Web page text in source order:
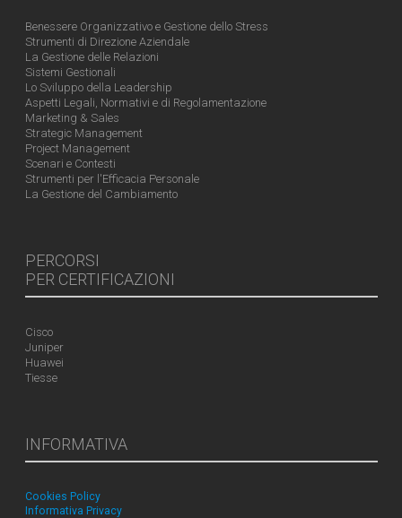
Benessere Organizzativo e Gestione dello Stress
Strumenti di Direzione Aziendale
La Gestione delle Relazioni
Sistemi Gestionali
Lo Sviluppo della Leadership
Aspetti Legali, Normativi e di Regolamentazione
Marketing & Sales
Strategic Management
Project Management
Scenari e Contesti
Strumenti per l'Efficacia Personale
La Gestione del Cambiamento
PERCORSI
PER CERTIFICAZIONI
Cisco
Juniper
Huawei
Tiesse
INFORMATIVA
Cookies Policy
Informativa Privacy